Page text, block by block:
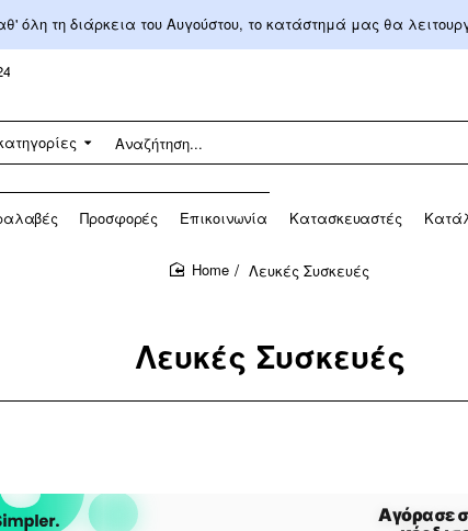
όλη τη διάρκεια του Αυγούστου, το κατάστημά μας θα
Προσφορές Επικοινωνία Κατασκευαστές
Λευκές Συσκευές
Λευκές Συσκευές